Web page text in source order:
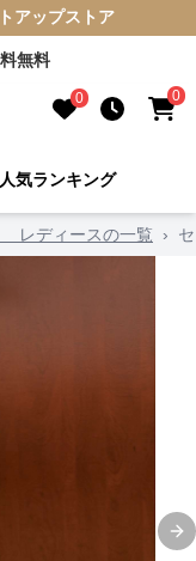
アップストア
無料
0 0
人気ランキング
レディースの一覧 ›